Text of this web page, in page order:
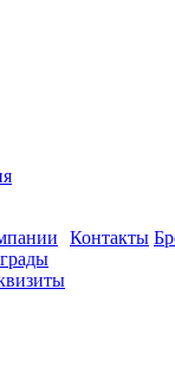
Контакты